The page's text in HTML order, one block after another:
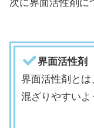
次に界面活性剤に
界面活性剤
界面活性剤と
混ざりやすいよ